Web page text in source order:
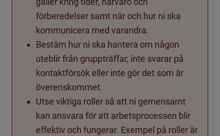
förberedelser samt när och hur ni ska
kommunicera med varandra.
Bestäm hur ni ska hantera om någon
uteblir från gruppträffar, inte svarar på
kontaktförsök eller inte gör det som är
överenskommet.
Utse viktiga roller så att ni gemensamt
kan ansvara för att arbetsprocessen blir
effektiv och fungerar. Exempel på roller är